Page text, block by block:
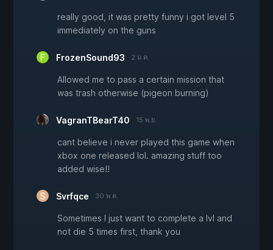
really good, it was pretty funny i got level 5
immediately on the guns
FrozenSound93 2 ม.ค.
Allowed me to pass a certain mission that
was trash otherwise (pigeon burning)
VagranTBearT40 15 พ.ย.
cant believe i never played this game when
xbox one released lol. amazing stuff too
added wise!!
Svrfqce 30 พ.ค.
Sometimes I just want to complete a lvl and
not die 5 times first, thank you